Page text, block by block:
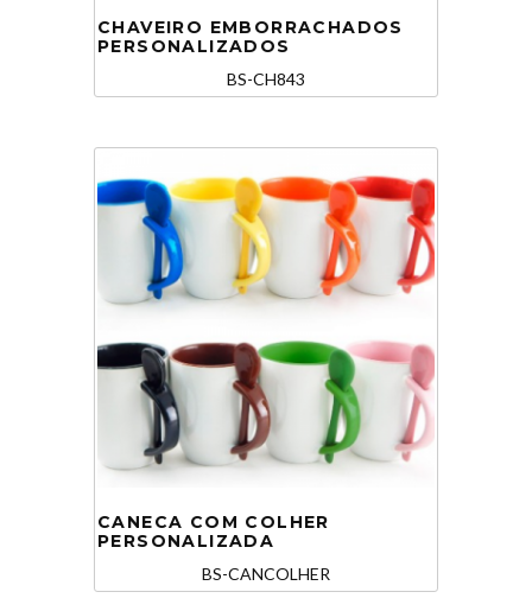
CHAVEIRO EMBORRACHADOS
PERSONALIZADOS
BS-CH843
CANECA COM COLHER
PERSONALIZADA
BS-CANCOLHER